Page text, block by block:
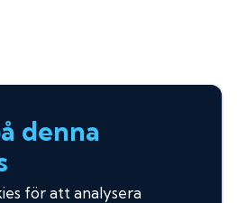
denna
för att analysera